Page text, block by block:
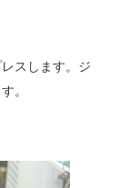
スします。ジ
。